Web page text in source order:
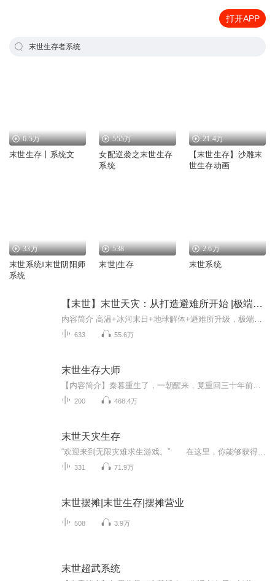
打开APP
末世生存者系统
6.5万
末世生存丨系统文
555万
女配逆袭之末世生存
系统
21.4万
【末世生存】沙雕末
世生存动画
33万
末世系统‖末世阴阳师
系统
538
末世|生存
2.6万
末世系统
【末世】末世天灾：从打造避难所开始 |极端天气|人工智能 |生存点|末世生存系统
633 55.6万
末世生存大师
200 468.4万
末世天灾生存
331 71.9万
末世摆摊|末世生存|摆摊营业
508 3.9万
末世超武系统